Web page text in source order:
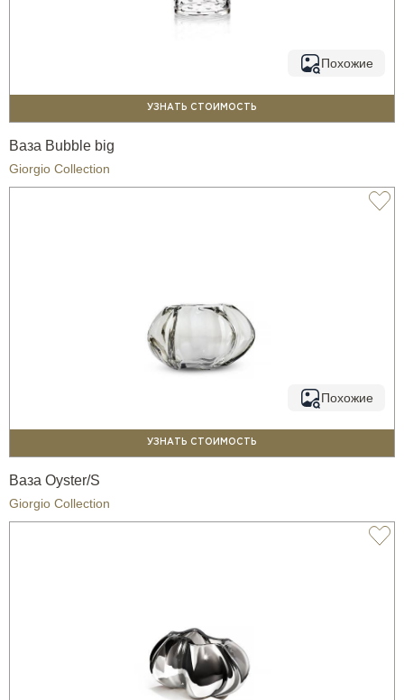
Похожие
УЗНАТЬ СТОИМОСТЬ
Ваза Bubble big
Giorgio Collection
Похожие
УЗНАТЬ СТОИМОСТЬ
Ваза Oyster/S
Giorgio Collection